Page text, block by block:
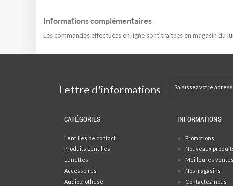
Informations complémentaires
Les commandes effectuées en ligne sont traitées en magasin du
Lettre d'informations
CATÉGORIES
Lentilles de contact
Produits Lentilles
Lunettes
Accessoires
Audioprothese
INFORMATIONS
Promotions
Nouveaux
Meilleures ventes
Nos magasins
Contactez-nous